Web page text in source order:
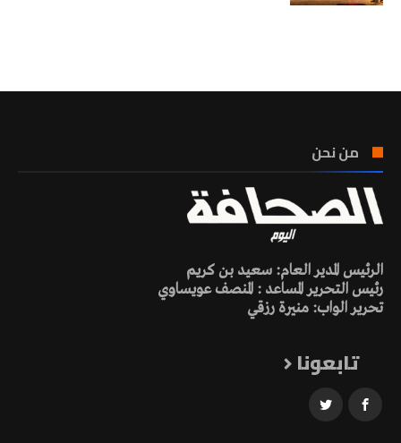
من نحن
الرئيس المدير العام: سعيد بن كريم
رئيس التحرير المساعد : المنصف عويساوي
تحرير الواب: منيرة رزقي
تابعونا